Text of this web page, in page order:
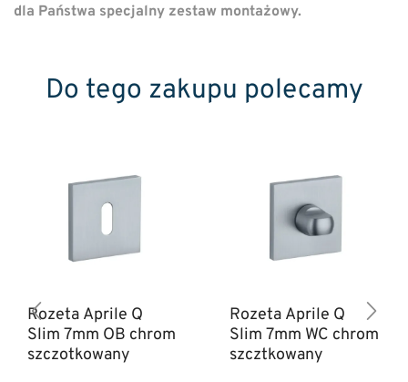
dla Państwa specjalny zestaw montażowy.
Do tego zakupu polecamy
Rozeta Aprile Q
Slim 7mm OB chrom
szczotkowany
Rozeta Aprile Q
Slim 7mm WC chrom
szcztkowany